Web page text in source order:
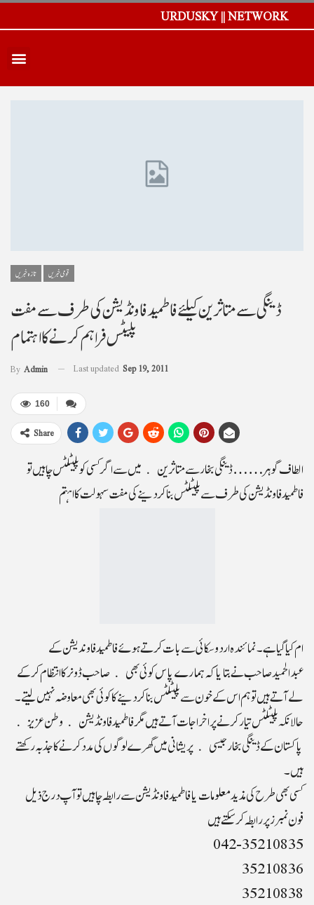
URDUSKY || NETWORK
تازہ خبریں قومی خبریں
ڈینگی سے متاثرین کیلئے فاطمید فاونڈیشن کی طرف سے مفت
پلیٹس فراہم کرنے کا اہتمام
By Admin Last updated Sep 19, 2011
160
Share
الطاف گوہر……ڈینگی بخار سے متاثرین میں سے اگر کسی کو پلیٹلٹس چاہیں تو
فاطمید فاونڈیشن کی طرف سے پلیٹلٹس بنا کر دینے کی مفت سہولت کا اہتم
ام کیا گیا ہے ۔ نمائندہ اردو سکائی سے بات کرتے ہوئے فاطمید فاوندیشن کے
عبدالحمیدصاحب نے بتا یا کہ ہمارے پاس کوئی بھی صاحب ڈونر کا انتظام کرکے
لے آتے ہیں تو ہم اس کے خون سے پلیٹلٹس بنا کر دینے کا کوئی بھی معاوضہ نہیں لیتے ۔
حالانکہ پلیٹلٹس تیار کرنے پر اخراجات آتے ہیں مگر فاطمید فاونڈیشن وطن عزیز
پاکستان کے ڈینگی بخار جیسی پریشانی میں گھرے لوگوں کی مدد کرنے کا جذبہ رکھتے
ہیں۔
کسی بھی طرح کی مذید معلومات یا فاطمید فاونڈیشن سے رابطہ چاہیں تو آپ درج ذیل
فون نمبرز پر رابطہ کرسکتے ہیں
042-35210835
35210836
35210838